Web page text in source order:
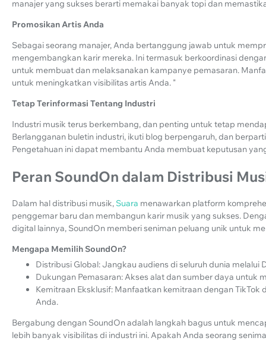
manajer yang sukses berarti memakai banyak topi dan
Promosikan Artis Anda
Sebagai seorang manajer, Anda bertanggung jawab untuk
mengembangkan karir mereka. Ini termasuk berkoordinasi
untuk membuat dan melaksanakan kampanye pemasaran.
untuk meningkatkan visibilitas artis Anda. "
Tetap Terinformasi Tentang Industri
Industri musik terus berkembang, dan penting untuk tetap
Berlangganan buletin industri, ikuti blog berpengaruh, dan
Pengetahuan ini dapat membantu Anda membuat keputusan
Peran SoundOn dalam Distribusi
Dalam hal distribusi musik, Suara menawarkan platform
penggemar baru dan membangun karir musik yang sukses.
digital lainnya, SoundOn memberi seniman peluang unik untuk
Mengapa Memilih SoundOn?
Distribusi Global: Jangkau audiens di seluruh dunia melalui
Dukungan Pemasaran: Akses alat dan sumber daya untuk
Kemitraan Eksklusif: Manfaatkan kemitraan dengan
Anda.
Bergabung dengan SoundOn adalah langkah bagus untuk
lebih banyak visibilitas di industri ini. Apakah Anda seorang